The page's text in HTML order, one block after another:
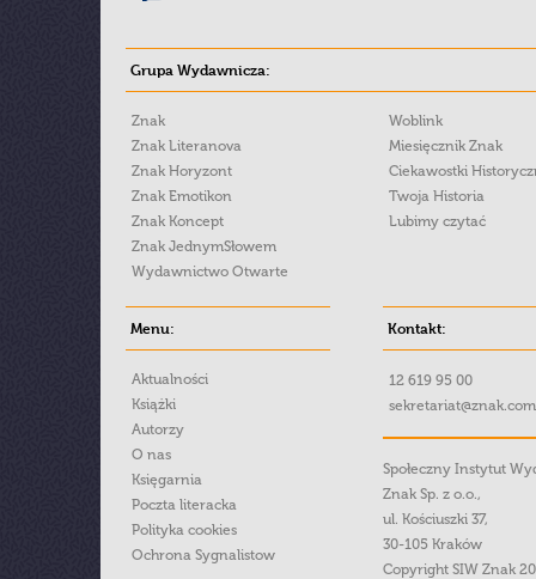
Grupa Wydawnicza:
Znak
Znak Literanova
Znak Horyzont
Znak Emotikon
Znak Koncept
Znak JednymSłowem
Wydawnictwo Otwarte
Woblink
Miesięcznik Znak
Ciekawostki
Twoja Historia
Lubimy czytać
Menu:
Aktualności
Książki
Autorzy
O nas
Księgarnia
Poczta literacka
Polityka cookies
Ochrona Sygnalistow
Kontakt:
12 619 95 00
Społeczny Instytut
Znak Sp. z o.o.,
ul. Kościuszki 37,
30-105 Kraków
Copyright SIW Znak